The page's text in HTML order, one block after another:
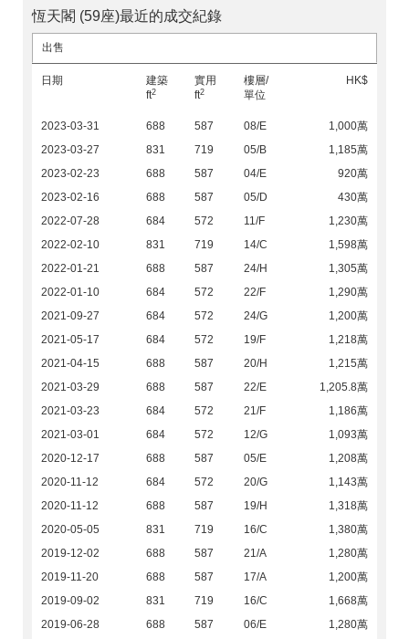
恆天閣 (59座)最近的成交紀錄
出售
日期
建築
ft2
實用
ft2
樓層/
單位
HK$
2023-03-31 688 587 08/E
1,000萬
2023-03-27
831 719 05/B
1,185萬
2023-02-23
688 587 04/E
920萬
2023-02-16
688 587 05/D
430萬
2022-07-28
684 572 11/F
1,230萬
2022-02-10
831 719 14/C
1,598萬
2022-01-21
688 587 24/H
1,305萬
2022-01-10
684 572 22/F
1,290萬
2021-09-27
684 572 24/G
1,200萬
2021-05-17
684 572 19/F
1,218萬
2021-04-15
688 587 20/H
1,215萬
2021-03-29
688 587 22/E
1,205.8萬
2021-03-23
684 572 21/F
1,186萬
2021-03-01
684 572 12/G
1,093萬
2020-12-17
688 587 05/E
1,208萬
2020-11-12
684 572 20/G
1,143萬
2020-11-12
688 587 19/H
1,318萬
2020-05-05
831 719 16/C
1,380萬
2019-12-02
688 587 21/A
1,280萬
2019-11-20
688 587 17/A
1,200萬
2019-09-02
831 719 16/C
1,668萬
2019-06-28
688 587 06/E 1,280萬